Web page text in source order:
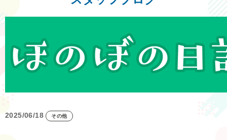
2025/06/18 その他